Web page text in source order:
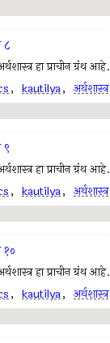
हा प्राचीन ग्रंथ आहे.
, kautilya, अर्थशास्त्र
हा प्राचीन ग्रंथ आहे.
, kautilya, अर्थशास्त्र
हा प्राचीन ग्रंथ आहे.
, kautilya, अर्थशास्त्र